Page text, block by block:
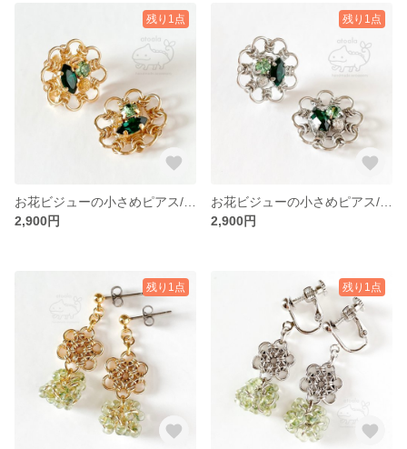
残り1点
2,900円
残り1点
2,900円
残り1点 残り1点